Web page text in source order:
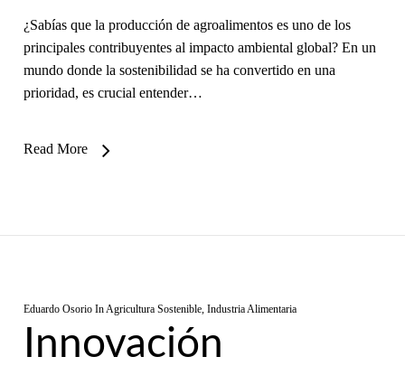
¿Sabías que la producción de agroalimentos es uno de los
principales contribuyentes al impacto ambiental global? En un
mundo donde la sostenibilidad se ha convertido en una
prioridad, es crucial entender…
Read More
Eduardo Osorio InAgricultura Sostenible, Industria Alimentaria
Innovación